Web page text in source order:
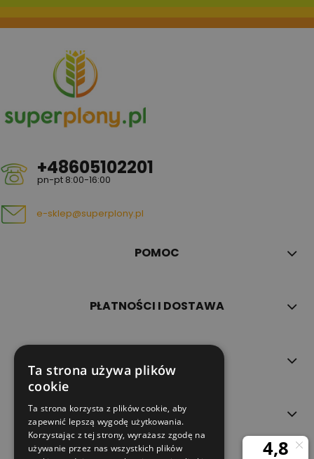
+48605102201
pn-pt 8:00-16:00
e-sklep@superplony.pl
POMOC
PŁATNOŚCI I DOSTAWA
O NAS
Ta strona używa plików
cookie
Ta strona korzysta z plików cookie, aby
zapewnić lepszą wygodę użytkowania.
Korzystając z tej strony, wyrażasz zgodę na
używanie przez nas wszystkich plików